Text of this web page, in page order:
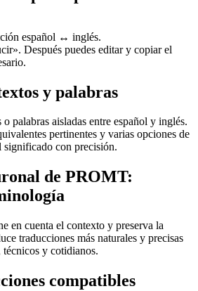
español ↔ inglés.
Después puedes editar y copiar el
y palabras
palabras aisladas entre español y inglés.
pertinentes y varias opciones de
significado con precisión.
de PROMT:
en cuenta el contexto y preserva la
traducciones más naturales y precisas
técnicos y cotidianos.
compatibles